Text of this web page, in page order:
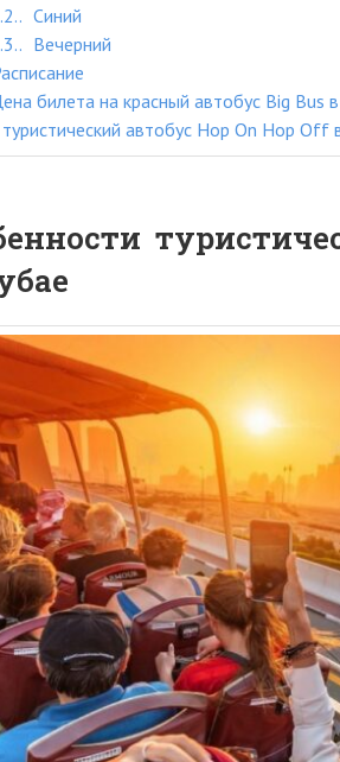
Синий
Вечерний
билета на красный автобус Big Bus
автобус Hop On Hop Off